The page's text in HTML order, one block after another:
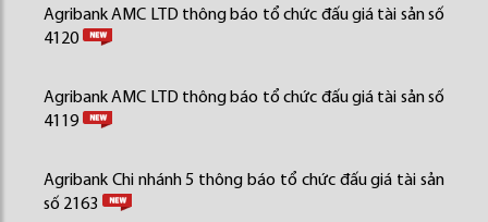
Agribank AMC LTD thông báo tổ chức đấu giá tài sản số
4120
Agribank AMC LTD thông báo tổ chức đấu giá tài sản số
4119
Agribank Chi nhánh 5 thông báo tổ chức đấu giá tài sản
số 2163